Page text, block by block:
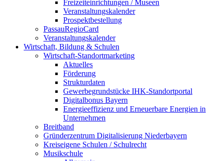
Freizeiteinrichtungen / Museen
Veranstaltungskalender
Prospektbestellung
PassauRegioCard
Veranstaltungskalender
Wirtschaft, Bildung & Schulen
Wirtschaft-Standortmarketing
Aktuelles
Förderung
Strukturdaten
Gewerbegrundstücke IHK-Standortportal
Digitalbonus Bayern
Energieeffizienz und Erneuerbare Energien in
Unternehmen
Breitband
Gründerzentrum Digitalisierung Niederbayern
Kreiseigene Schulen / Schulrecht
Musikschule